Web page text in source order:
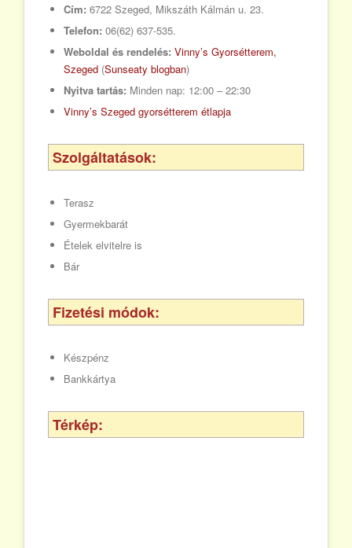
Cím: 6722 Szeged, Mikszáth Kálmán u. 23.
Telefon: 06(62) 637-535.
Weboldal és rendelés: Vinny’s Gyorsétterem,
Szeged (Sunseaty blogban)
Nyitva tartás: Minden nap: 12:00 – 22:30
Vinny’s Szeged gyorsétterem étlapja
Szolgáltatások:
Terasz
Gyermekbarát
Ételek elvitelre is
Bár
Fizetési módok:
Készpénz
Bankkártya
Térkép: